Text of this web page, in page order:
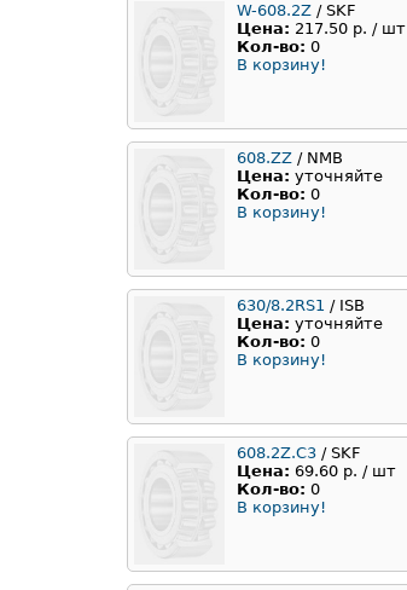
W-608.2Z / SKF
Цена: 217.50 р. / шт
Кол-во: 0
В корзину!
608.ZZ / NMB
Цена: уточняйте
Кол-во: 0
В корзину!
630/8.2RS1 / ISB
Цена: уточняйте
Кол-во: 0
В корзину!
608.2Z.C3 / SKF
Цена: 69.60 р. / шт
Кол-во: 0
В корзину!